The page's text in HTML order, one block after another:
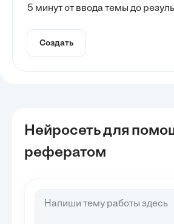
5 минут от ввода темы до
Создать
Нейросеть для
рефератом